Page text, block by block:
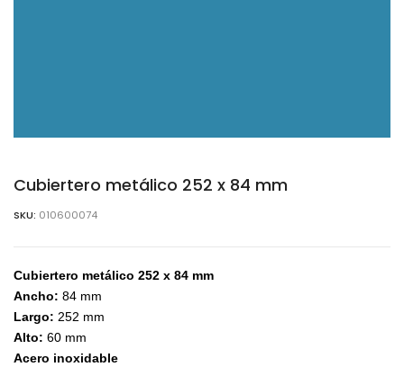
Cubiertero metálico 252 x 84 mm
SKU: 010600074
Cubiertero metálico 252 x 84 mm
Ancho: 84 mm
Largo: 252 mm
Alto: 60 mm
Acero inoxidable